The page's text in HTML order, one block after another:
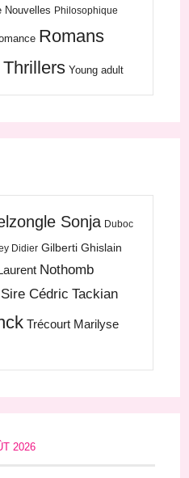
Nouvelles Philosophique
Romans
Thrillers Young adult
Sonja Duboc
Didier Gilberti Ghislain
Nothomb
Sire Cédric Tackian
Trécourt Marilyse
2026